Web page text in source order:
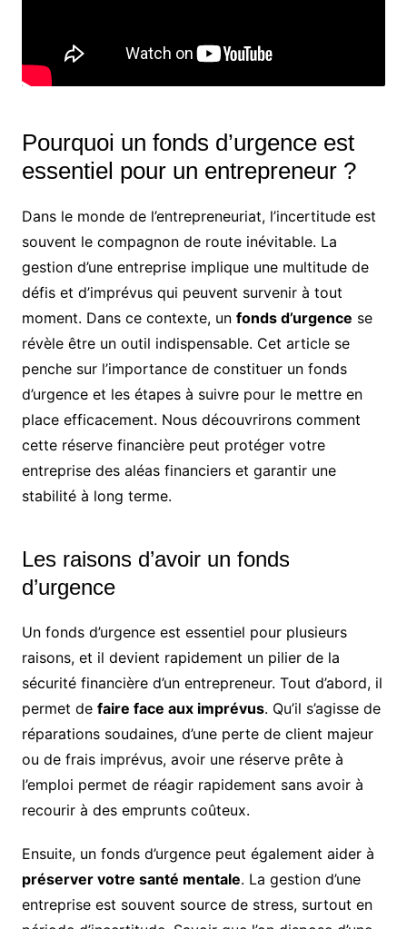
Pourquoi un fonds d’urgence est
essentiel pour un entrepreneur ?
Dans le monde de l’entrepreneuriat, l’incertitude est
souvent le compagnon de route inévitable. La
gestion d’une entreprise implique une multitude de
défis et d’imprévus qui peuvent survenir à tout
moment. Dans ce contexte, un fonds d’urgence se
révèle être un outil indispensable. Cet article se
penche sur l’importance de constituer un fonds
d’urgence et les étapes à suivre pour le mettre en
place efficacement. Nous découvrirons comment
cette réserve financière peut protéger votre
entreprise des aléas financiers et garantir une
stabilité à long terme.
Les raisons d’avoir un fonds
d’urgence
Un fonds d’urgence est essentiel pour plusieurs
raisons, et il devient rapidement un pilier de la
sécurité financière d’un entrepreneur. Tout d’abord, il
permet de faire face aux imprévus. Qu’il s’agisse de
réparations soudaines, d’une perte de client majeur
ou de frais imprévus, avoir une réserve prête à
l’emploi permet de réagir rapidement sans avoir à
recourir à des emprunts coûteux.
Ensuite, un fonds d’urgence peut également aider à
préserver votre santé mentale. La gestion d’une
entreprise est souvent source de stress, surtout en